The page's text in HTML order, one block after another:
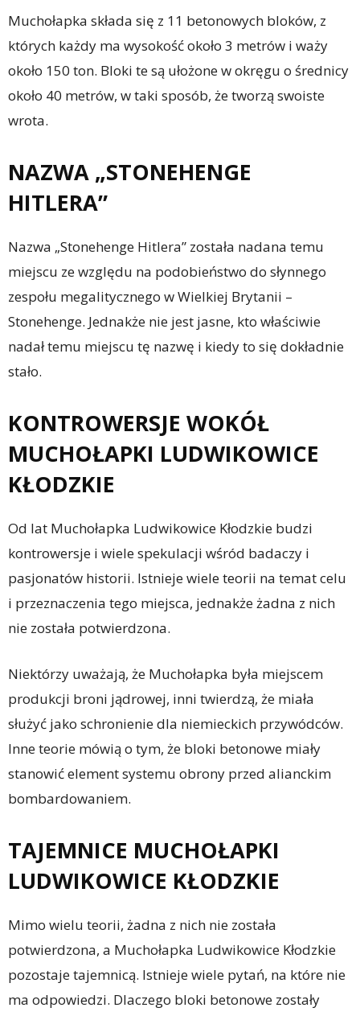
Muchołapka składa się z 11 betonowych bloków, z
których każdy ma wysokość około 3 metrów i waży
około 150 ton. Bloki te są ułożone w okręgu o średnicy
około 40 metrów, w taki sposób, że tworzą swoiste
wrota.
NAZWA „STONEHENGE
HITLERA”
Nazwa „Stonehenge Hitlera” została nadana temu
miejscu ze względu na podobieństwo do słynnego
zespołu megalitycznego w Wielkiej Brytanii –
Stonehenge. Jednakże nie jest jasne, kto właściwie
nadał temu miejscu tę nazwę i kiedy to się dokładnie
stało.
KONTROWERSJE WOKÓŁ
MUCHOŁAPKI LUDWIKOWICE
KŁODZKIE
Od lat Muchołapka Ludwikowice Kłodzkie budzi
kontrowersje i wiele spekulacji wśród badaczy i
pasjonatów historii. Istnieje wiele teorii na temat celu
i przeznaczenia tego miejsca, jednakże żadna z nich
nie została potwierdzona.
Niektórzy uważają, że Muchołapka była miejscem
produkcji broni jądrowej, inni twierdzą, że miała
służyć jako schronienie dla niemieckich przywódców.
Inne teorie mówią o tym, że bloki betonowe miały
stanowić element systemu obrony przed alianckim
bombardowaniem.
TAJEMNICE MUCHOŁAPKI
LUDWIKOWICE KŁODZKIE
Mimo wielu teorii, żadna z nich nie została
potwierdzona, a Muchołapka Ludwikowice Kłodzkie
pozostaje tajemnicą. Istnieje wiele pytań, na które nie
ma odpowiedzi. Dlaczego bloki betonowe zostały